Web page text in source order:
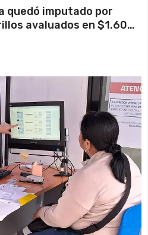
quedó imputado por
avaluados en $1.600